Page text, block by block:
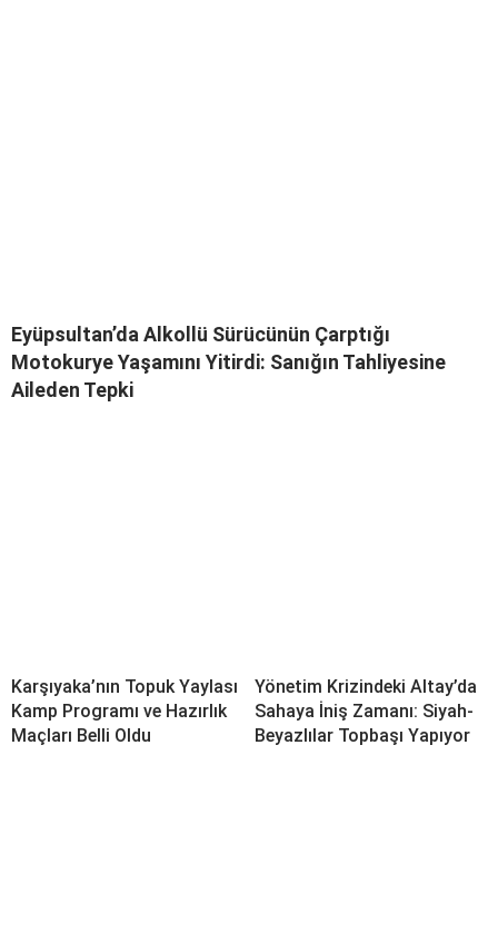
Eyüpsultan’da Alkollü Sürücünün Çarptığı
Motokurye Yaşamını Yitirdi: Sanığın Tahliyesine
Aileden Tepki
Karşıyaka’nın Topuk Yaylası
Kamp Programı ve Hazırlık
Maçları Belli Oldu
Yönetim Krizindeki Altay’da
Sahaya İniş Zamanı: Siyah-
Beyazlılar Topbaşı Yapıyor